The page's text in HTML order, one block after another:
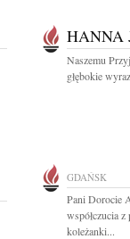
HANNA
Naszemu
głębokie
GDAŃSK
Pani Dorocie
współczucia
koleżanki...